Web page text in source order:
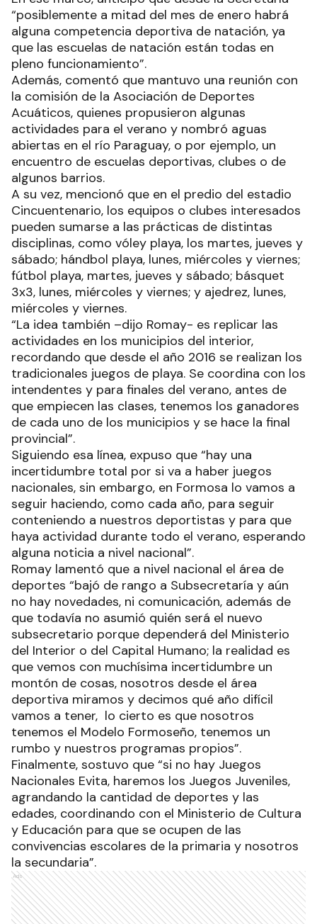
“posiblemente a mitad del mes de enero habrá
alguna competencia deportiva de natación, ya
que las escuelas de natación están todas en
pleno funcionamiento”.
Además, comentó que mantuvo una reunión con
la comisión de la Asociación de Deportes
Acuáticos, quienes propusieron algunas
actividades para el verano y nombró aguas
abiertas en el río Paraguay, o por ejemplo, un
encuentro de escuelas deportivas, clubes o de
algunos barrios.
A su vez, mencionó que en el predio del estadio
Cincuentenario, los equipos o clubes interesados
pueden sumarse a las prácticas de distintas
disciplinas, como vóley playa, los martes, jueves y
sábado; hándbol playa, lunes, miércoles y viernes;
fútbol playa, martes, jueves y sábado; básquet
3x3, lunes, miércoles y viernes; y ajedrez, lunes,
miércoles y viernes.
“La idea también –dijo Romay- es replicar las
actividades en los municipios del interior,
recordando que desde el año 2016 se realizan los
tradicionales juegos de playa. Se coordina con los
intendentes y para finales del verano, antes de
que empiecen las clases, tenemos los ganadores
de cada uno de los municipios y se hace la final
provincial”.
Siguiendo esa línea, expuso que “hay una
incertidumbre total por si va a haber juegos
nacionales, sin embargo, en Formosa lo vamos a
seguir haciendo, como cada año, para seguir
conteniendo a nuestros deportistas y para que
haya actividad durante todo el verano, esperando
alguna noticia a nivel nacional”.
Romay lamentó que a nivel nacional el área de
deportes “bajó de rango a Subsecretaría y aún
no hay novedades, ni comunicación, además de
que todavía no asumió quién será el nuevo
subsecretario porque dependerá del Ministerio
del Interior o del Capital Humano; la realidad es
que vemos con muchísima incertidumbre un
montón de cosas, nosotros desde el área
deportiva miramos y decimos qué año difícil
vamos a tener, lo cierto es que nosotros
tenemos el Modelo Formoseño, tenemos un
rumbo y nuestros programas propios”.
Finalmente, sostuvo que “si no hay Juegos
Nacionales Evita, haremos los Juegos Juveniles,
agrandando la cantidad de deportes y las
edades, coordinando con el Ministerio de Cultura
y Educación para que se ocupen de las
convivencias escolares de la primaria y nosotros
la secundaria”.
Ads